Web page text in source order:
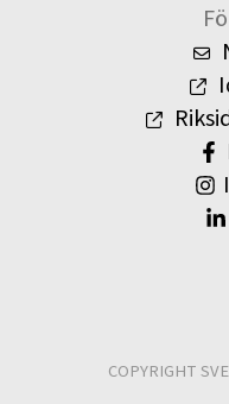
COPYRIGHT